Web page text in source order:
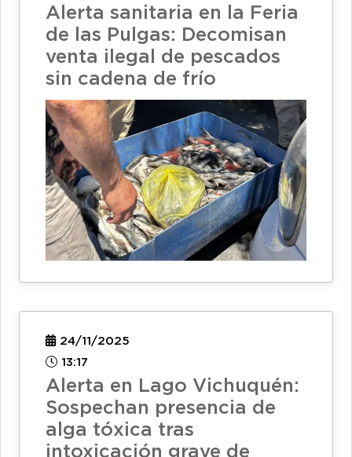
Alerta sanitaria en la Feria
de las Pulgas: Decomisan
venta ilegal de pescados
sin cadena de frío
24/11/2025
13:17
Alerta en Lago Vichuquén:
Sospechan presencia de
alga tóxica tras
intoxicación grave de